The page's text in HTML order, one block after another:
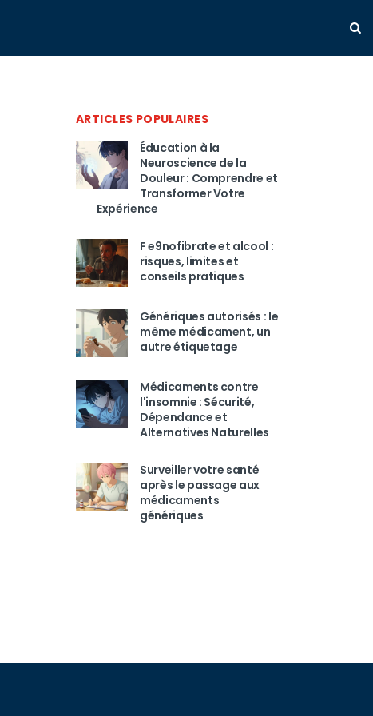
ARTICLES POPULAIRES
Éducation à la
Neuroscience de la
Douleur : Comprendre et
Transformer Votre
Expérience
F e9nofibrate et alcool :
risques, limites et
conseils pratiques
Génériques autorisés : le
même médicament, un
autre étiquetage
Médicaments contre
l'insomnie : Sécurité,
Dépendance et
Alternatives Naturelles
Surveiller votre santé
après le passage aux
médicaments
génériques